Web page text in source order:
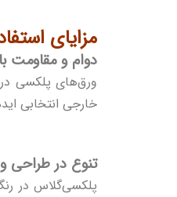
مزایای
دوام و مقاومت
ورق‌های پلکسی
خارجی انتخابی
تنوع در طراحی
پلکسی‌گلاس در